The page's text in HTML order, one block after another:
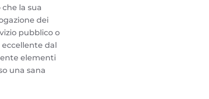
la sua
dei
pubblico o
dal
elementi
una sana